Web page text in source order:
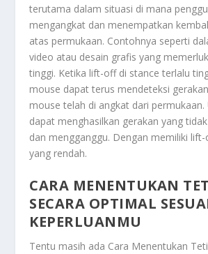
terutama dalam situasi di mana
mengangkat dan menempatkan
atas permukaan. Contohnya seperti
video atau desain grafis yang
tinggi. Ketika lift-off di stance terlalu
mouse dapat terus mendeteksi
mouse telah di angkat dari permukaan.
dapat menghasilkan gerakan yang
dan mengganggu. Dengan memiliki
yang rendah.
CARA MENENTUKAN
SECARA OPTIMAL
KEPERLUANMU
Tentu masih ada Cara Menentukan